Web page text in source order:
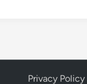
Privacy Policy